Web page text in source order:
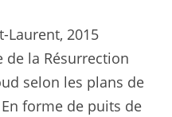
Laurent, 2015
de la Résurrection
selon les plans de
forme de puits de